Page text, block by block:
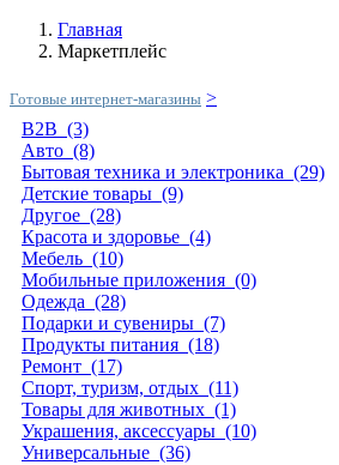
Главная
Маркетплейс
Готовые интернет-магазины >
B2B (3)
Авто (8)
Бытовая техника и электроника (29)
Детские товары (9)
Другое (28)
Красота и здоровье (4)
Мебель (10)
Мобильные приложения (0)
Одежда (28)
Подарки и сувениры (7)
Продукты питания (18)
Ремонт (17)
Спорт, туризм, отдых (11)
Товары для животных (1)
Украшения, аксессуары (10)
Универсальные (36)